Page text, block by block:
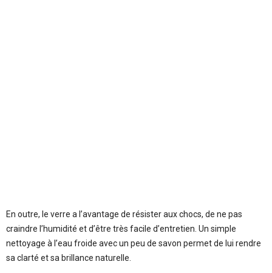
En outre, le verre a l’avantage de résister aux chocs, de ne pas
craindre l’humidité et d’être très facile d’entretien. Un simple
nettoyage à l’eau froide avec un peu de savon permet de lui rendre
sa clarté et sa brillance naturelle.